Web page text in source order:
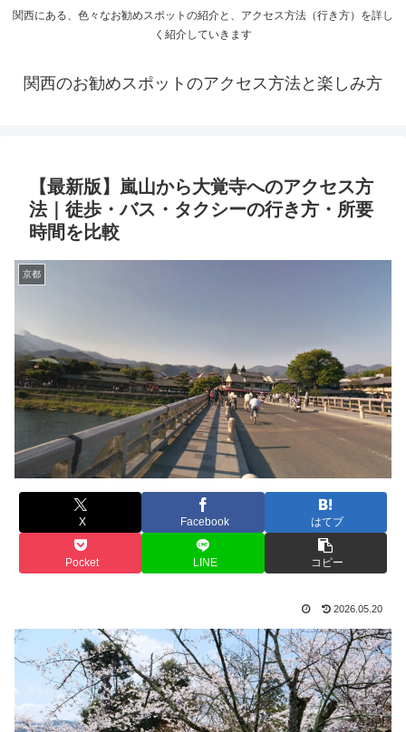
関西にある、色々なお勧めスポットの紹介と、アクセス方法（行き方）を詳し
く紹介していきます
関西のお勧めスポットのアクセス方法と楽しみ方
【最新版】嵐山から大覚寺へのアクセス方
法｜徒歩・バス・タクシーの行き方・所要
時間を比較
京都
X Facebook はてブ
Pocket LINE コピー
2026.05.20